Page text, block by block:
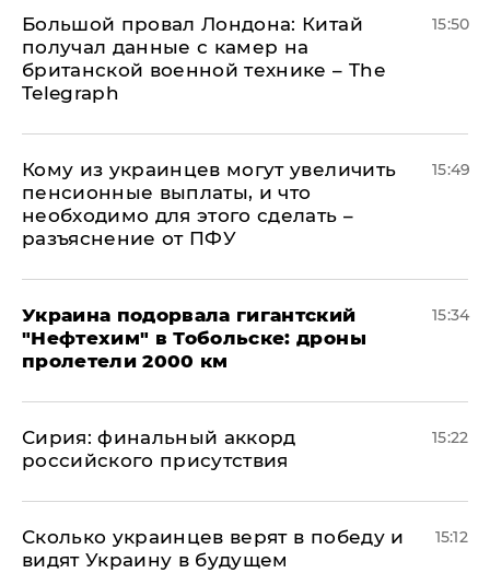
Большой провал Лондона: Китай
получал данные с камер на
британской военной технике – The
Telegraph
15:50
Кому из украинцев могут увеличить
пенсионные выплаты, и что
необходимо для этого сделать –
разъяснение от ПФУ
15:49
Украина подорвала гигантский
"Нефтехим" в Тобольске: дроны
пролетели 2000 км
15:34
​Сирия: финальный аккорд
российского присутствия
15:22
Сколько украинцев верят в победу и
видят Украину в будущем
15:12